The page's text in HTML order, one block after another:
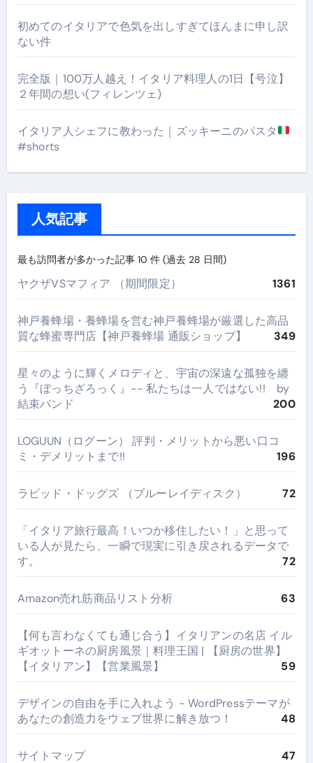
初めてのイタリアで色気を出しすぎてほんまに申し訳
ない件
完全版｜100万人越え！イタリア料理人の1日【号泣】
２年間の想い(フィレンツェ)
イタリア人シェフに教わった｜ズッキーニのパスタ
#shorts
人気記事
最も訪問者が多かった記事 10 件 (過去 28 日間)
ヤクザVSマフィア （期間限定） 1361
神戸養蜂場・養蜂場を営む神戸養蜂場が厳選した高品
質な蜂蜜専門店【神戸養蜂場 通販ショップ】
349
星々のように輝くメロディと、宇宙の深遠な孤独を纏
う『ぼっちざろっく』-- 私たちは一人ではない!! by
結束バンド
200
LOGUUN（ログーン） 評判・メリットから悪い口コ
ミ・デメリットまで!!
196
ラビッド・ドッグズ （ブルーレイディスク） 72
​「イタリア旅行最高！いつか移住したい！」と思って
いる人が見たら、一瞬で現実に引き戻されるデータで
す。
72
Amazon売れ筋商品リスト分析 63
【何も言わなくても通じ合う】イタリアンの名店 イル
ギオットーネの厨房風景｜料理王国 | 【厨房の世界】
【イタリアン】【営業風景】
59
デザインの自由を手に入れよう - WordPressテーマが
あなたの創造力をウェブ世界に解き放つ！
48
サイトマップ 47